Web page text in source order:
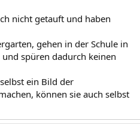
nicht getauft und haben
gehen in der Schule in
spüren dadurch keinen
ein Bild der
können sie auch selbst